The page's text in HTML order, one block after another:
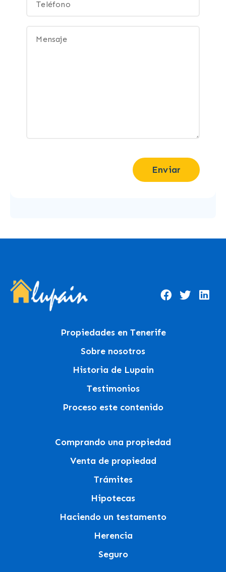
Enviar
Propiedades en Tenerife
Sobre nosotros
Historia de Lupain
Testimonios
Proceso este contenido
Comprando una propiedad
Venta de propiedad
Trámites
Hipotecas
Haciendo un testamento
Herencia
Seguro